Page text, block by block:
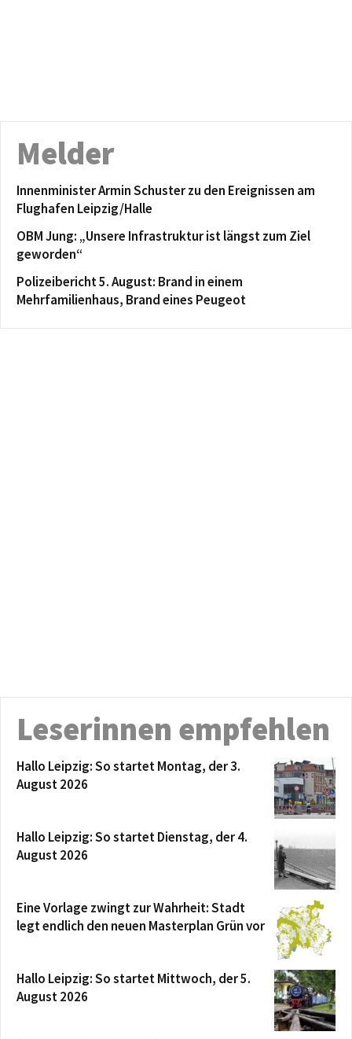
Melder
Innenminister Armin Schuster zu den Ereignissen am
Flughafen Leipzig/Halle
OBM Jung: „Unsere Infrastruktur ist längst zum Ziel
geworden“
Polizeibericht 5. August: Brand in einem
Mehrfamilienhaus, Brand eines Peugeot
Leserinnen empfehlen
Hallo Leipzig: So startet Montag, der 3.
August 2026
Hallo Leipzig: So startet Dienstag, der 4.
August 2026
Eine Vorlage zwingt zur Wahrheit: Stadt
legt endlich den neuen Masterplan Grün vor
Hallo Leipzig: So startet Mittwoch, der 5.
August 2026